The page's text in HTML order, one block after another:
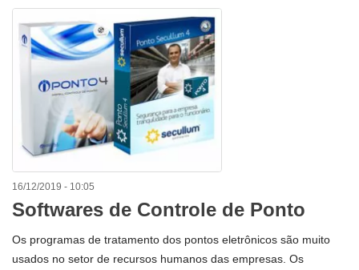
ControliD (Pro, Nano, Nano Slave, Access, Fit, Flex e Touch) são
compactos e
16/12/2019 - 10:05
Softwares de Controle de Ponto
ajudam na coleta e tratamento do
batimento dos pontos dos
Os programas de tratamento dos pontos eletrônicos são muito
usados no setor de recursos humanos das empresas. Os